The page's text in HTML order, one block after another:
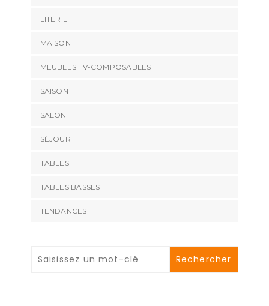
LITERIE
MAISON
MEUBLES TV-COMPOSABLES
SAISON
SALON
SÉJOUR
TABLES
TABLES BASSES
TENDANCES